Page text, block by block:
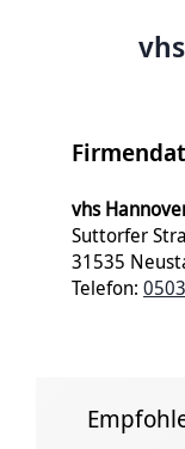
vhs
Suttorfer
31535
Telefon: